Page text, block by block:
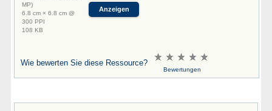
MP)
6.8 cm × 6.8 cm @
300 PPI
108 KB
Anzeigen
Wie bewerten Sie diese Ressource?
Bewertungen